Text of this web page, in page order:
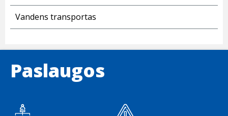
Vandens transportas
Paslaugos